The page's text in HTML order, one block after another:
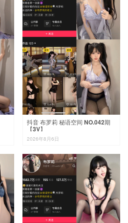
抖音 布罗莉 秘语空间 NO.042期
【3V】
2026年8月6日